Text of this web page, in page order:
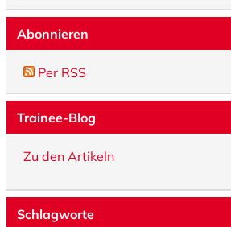
Abonnieren
Per RSS
Trainee-Blog
Zu den Artikeln
Schlagworte